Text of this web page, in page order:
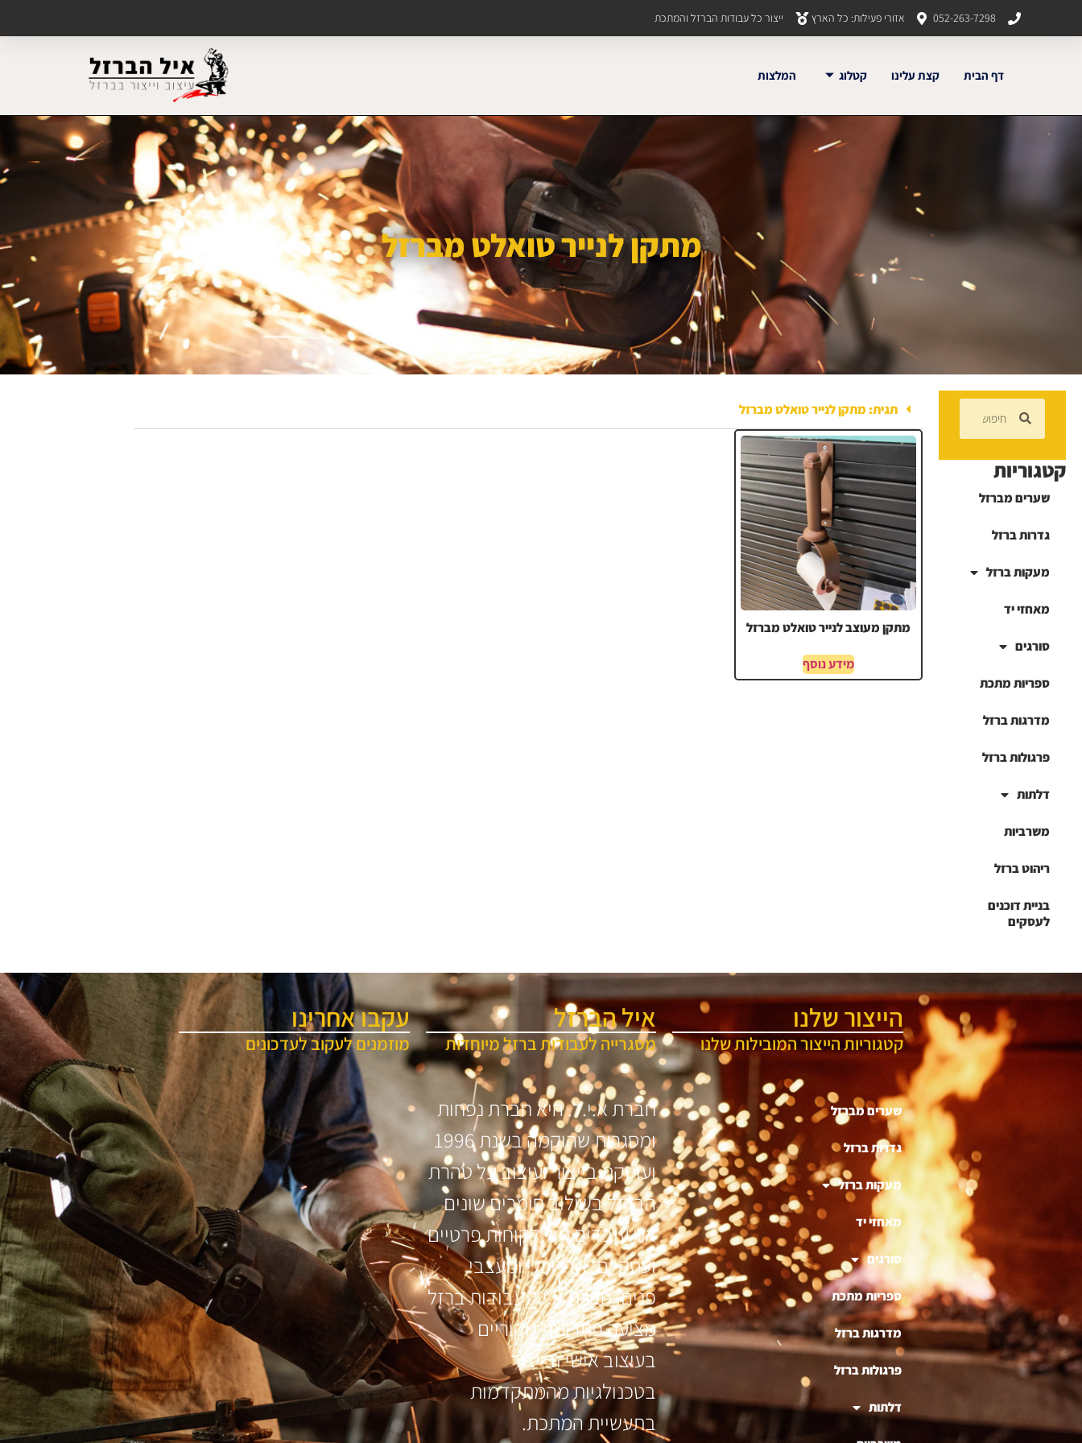
052-263-7298 אזורי פעילות: כל הארץ ייצור כל עבודות הברזל והמתכת
דף הבית קצת עלינו קטלוג המלצות
מתקן לנייר טואלט מברזל
קטגוריות
שערים מברזל
גדרות ברזל
מעקות ברזל
מאחזי יד
סורגים
ספריות מתכת
מדרגות ברזל
פרגולות ברזל
דלתות
משרביות
ריהוט ברזל
בניית דוכנים
לעסקים
תגית: מתקן לנייר טואלט מברזל
מתקן מעוצב לנייר טואלט מברזל
מידע נוסף
הייצור שלנו
קטגוריות הייצור המובילות שלנו
שערים מברזל
גדרות ברזל
מעקות ברזל
מאחזי יד
סורגים
ספריות מתכת
מדרגות ברזל
פרגולות ברזל
דלתות
איל הברזל
מסגרייה לעבודות ברזל מיוחדות
חברת א.י.ל. היא חברת נפחות
ומסגרות שהוקמה בשנת 1996
ועוסקת בייצור ועיצוב על טהרת
הברזל בשילוב חומרים שונים
אנו עובדים מול לקוחות פרטיים
ועסקיים, אדריכלי ומעצבי
פנים. חברת א.י.ל עבודות ברזל
מציעה פתרונות מקוריים
בעיצוב אישי ובייצור
בטכנולגיות מהמתקדמות
בתעשיית המתכת.
עקבו אחרינו
מוזמנים לעקוב לעדכונים